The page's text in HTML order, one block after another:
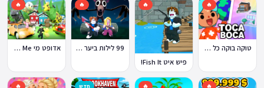
🔥
טוקה בוקה כל העולמות בחינם
🔥
פיש איט Fish It!
🔥
99 לילות ביער Nights in the Forest
🔥
אדופט מי Adopt Me!
🔥
🔥 חדש 🔥